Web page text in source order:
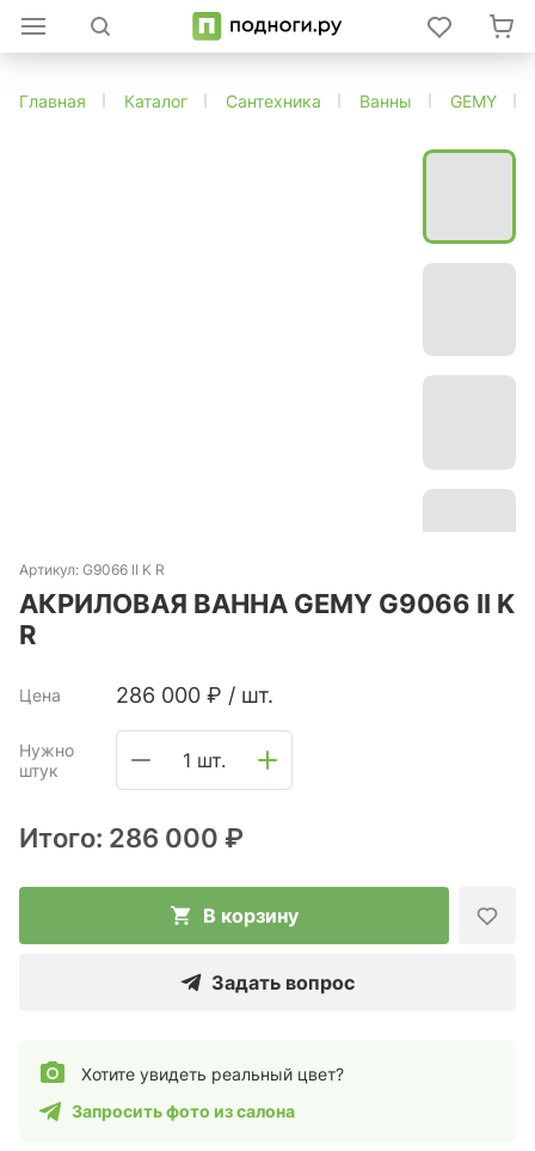
Главная Каталог Сантехника Ванны GEMY
Артикул: G9066 II K R
АКРИЛОВАЯ ВАННА GEMY G9066 II K
R
Цена 286 000 ₽ / шт.
Нужно
штук
1 шт.
Итого: 286 000 ₽
В корзину
Задать вопрос
Хотите увидеть реальный цвет?
Запросить фото из салона